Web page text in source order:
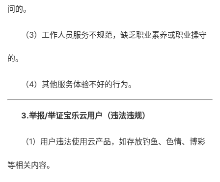
问的。
（3）工作人员服务不规范，缺乏职业素养或职业操守
的。
（4）其他服务体验不好的行为。
3.举报/举证宝乐云用户（违法违规）
（1）用户违法使用云产品，如存放钓鱼、色情、博彩
等相关内容。